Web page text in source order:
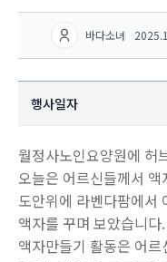
바다소녀
행사일자
월정사노인요양원에 허
오늘은 어르신들께서
도안위에 라벤다팜에서
액자를 꾸며 보았습니다.
액자만들기 활동은 어